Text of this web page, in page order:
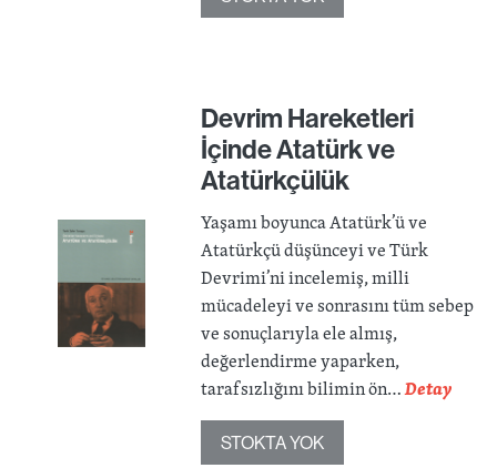
Devrim Hareketleri
İçinde Atatürk ve
Atatürkçülük
Yaşamı boyunca Atatürk’ü ve
Atatürkçü düşünceyi ve Türk
Devrimi’ni incelemiş, milli
mücadeleyi ve sonrasını tüm sebep
ve sonuçlarıyla ele almış,
değerlendirme yaparken,
tarafsızlığını bilimin ön…Detay
STOKTA YOK